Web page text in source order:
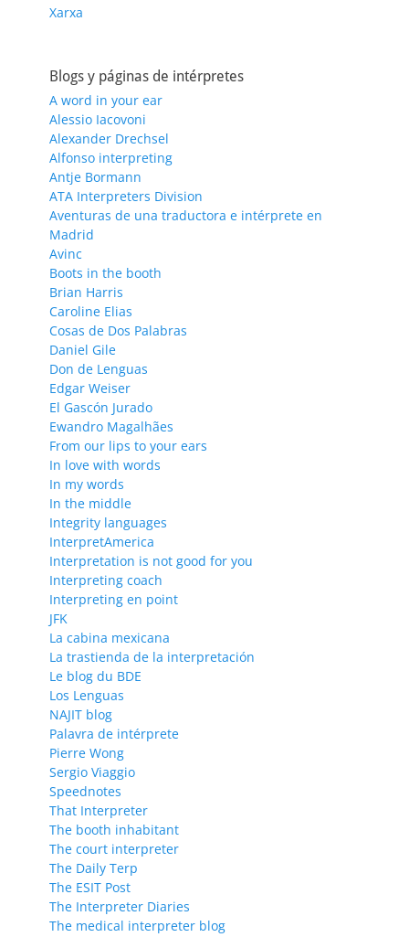
Xarxa
Blogs y páginas de intérpretes
A word in your ear
Alessio Iacovoni
Alexander Drechsel
Alfonso interpreting
Antje Bormann
ATA Interpreters Division
Aventuras de una traductora e intérprete en
Madrid
Avinc
Boots in the booth
Brian Harris
Caroline Elias
Cosas de Dos Palabras
Daniel Gile
Don de Lenguas
Edgar Weiser
El Gascón Jurado
Ewandro Magalhães
From our lips to your ears
In love with words
In my words
In the middle
Integrity languages
InterpretAmerica
Interpretation is not good for you
Interpreting coach
Interpreting en point
JFK
La cabina mexicana
La trastienda de la interpretación
Le blog du BDE
Los Lenguas
NAJIT blog
Palavra de intérprete
Pierre Wong
Sergio Viaggio
Speednotes
That Interpreter
The booth inhabitant
The court interpreter
The Daily Terp
The ESIT Post
The Interpreter Diaries
The medical interpreter blog